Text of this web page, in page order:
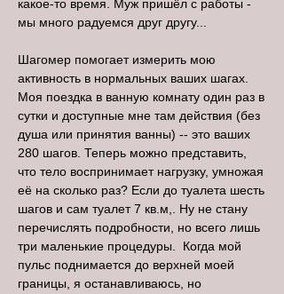
какое-то время. Муж пришёл с работы -
мы много радуемся друг другу...
Шагомер помогает измерить мою
активность в нормальных ваших шагах.
Моя поездка в ванную комнату один раз в
сутки и доступные мне там действия (без
душа или принятия ванны) -- это ваших
280 шагов. Теперь можно представить,
что тело воспринимает нагрузку, умножая
её на сколько раз? Если до туалета шесть
шагов и сам туалет 7 кв.м,. Ну не стану
перечислять подробности, но всего лишь
три маленькие процедуры. Когда мой
пульс поднимается до верхней моей
границы, я останавливаюсь, но